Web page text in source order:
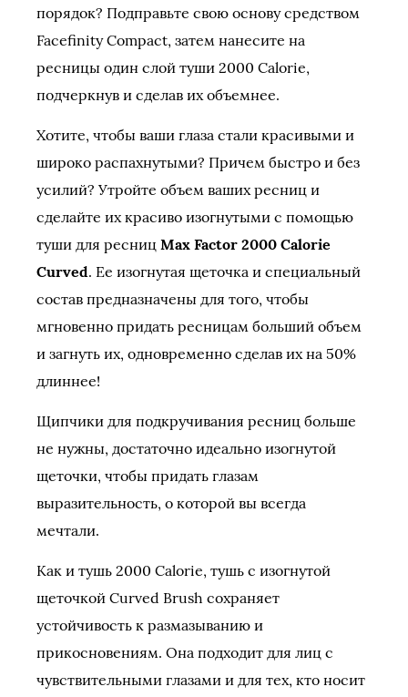
порядок? Подправьте свою основу средством
Facefinity Compact, затем нанесите на
ресницы один слой туши 2000 Calorie,
подчеркнув и сделав их объемнее.
Хотите, чтобы ваши глаза стали красивыми и
широко распахнутыми? Причем быстро и без
усилий? Утройте объем ваших ресниц и
сделайте их красиво изогнутыми с помощью
туши для ресниц Max Factor 2000 Calorie
Curved. Ее изогнутая щеточка и специальный
состав предназначены для того, чтобы
мгновенно придать ресницам больший объем
и загнуть их, одновременно сделав их на 50%
длиннее!
Щипчики для подкручивания ресниц больше
не нужны, достаточно идеально изогнутой
щеточки, чтобы придать глазам
выразительность, о которой вы всегда
мечтали.
Как и тушь 2000 Calorie, тушь с изогнутой
щеточкой Curved Brush сохраняет
устойчивость к размазыванию и
прикосновениям. Она подходит для лиц с
чувствительными глазами и для тех, кто носит